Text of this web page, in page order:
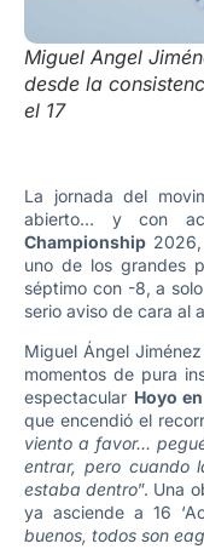
Miguel Angel
desde la
el 17
La jornada del
abierto… y con
Championship 2026,
uno de los grandes
séptimo con -8, a
serio aviso de cara al
Miguel Ángel
momentos de pura
espectacular Hoyo
que encendió el
viento a favor…
entrar, pero cuando
estaba dentro”. Una
ya asciende a 16
buenos, todos son